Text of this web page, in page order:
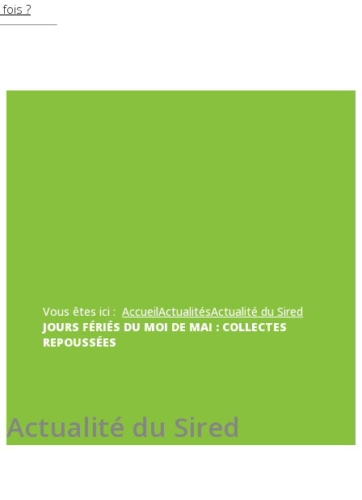
?
Vous êtes ici : AccueilActualitésActualité du Sired
JOURS FÉRIÉS DU MOI DE MAI : COLLECTES
REPOUSSÉES
Actualité du Sired